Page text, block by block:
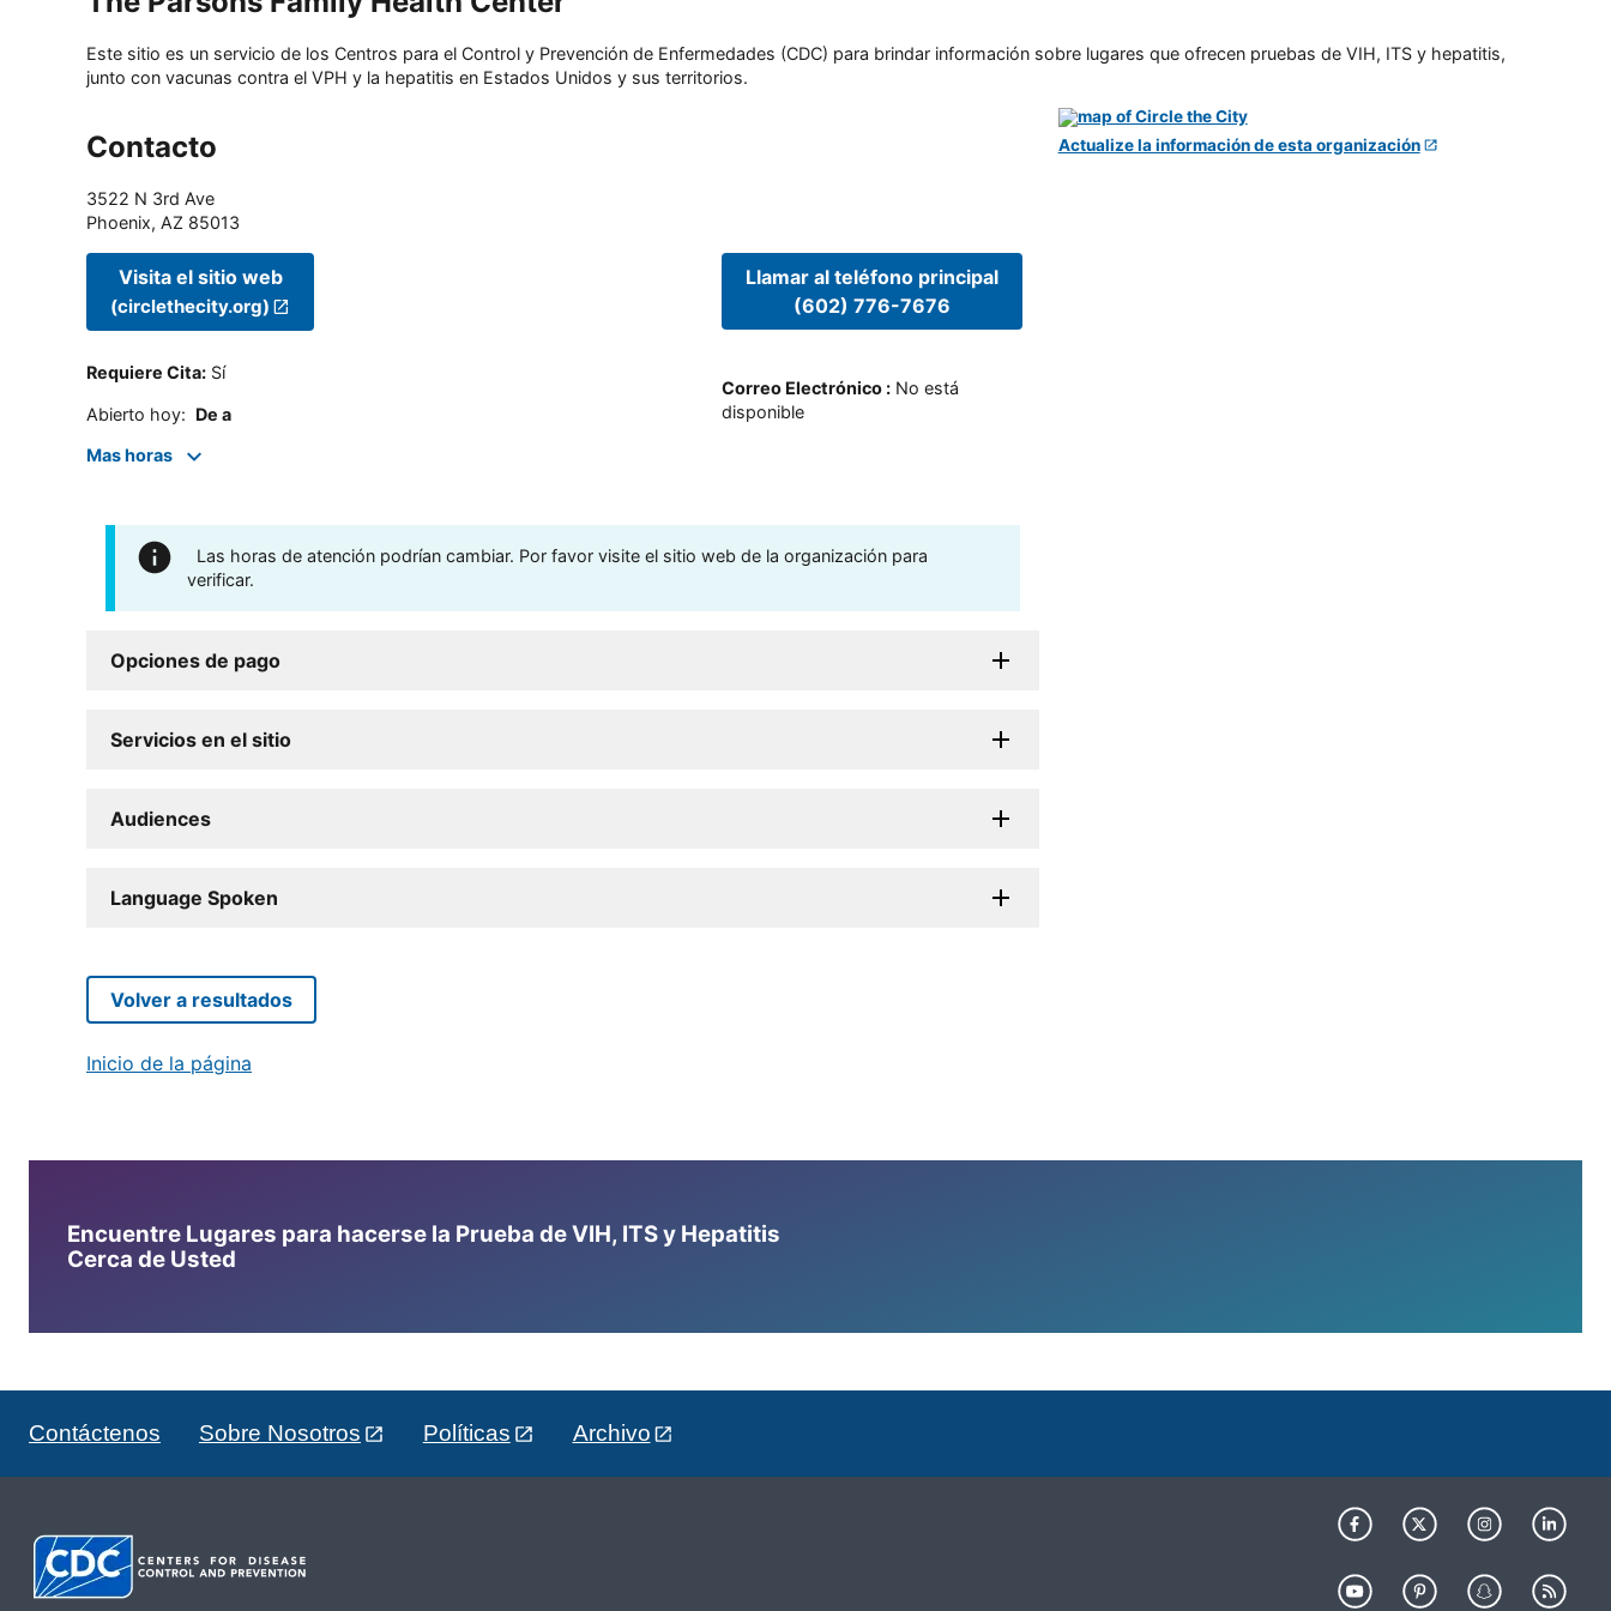
Este sitio es un servicio de los Centros para el Control y Prevención de Enfermedades (CDC) para brindar información sobre lugares que ofrecen pruebas de VIH, ITS y hepatitis,
junto con vacunas contra el VPH y la hepatitis en Estados Unidos y sus territorios.
Contacto
3522 N 3rd Ave
Phoenix, AZ 85013
Visita el sitio web
(circlethecity.org)
Requiere Cita: Sí
Abierto hoy: De a
Mas horas
Llamar al teléfono principal
(602) 776-7676
Correo Electrónico: No está
disponible
Las horas de atención podrían cambiar. Por favor visite el sitio web de la organización para
verificar.
Opciones de pago
Servicios en el sitio
Audiences
Language Spoken
Actualize la información de esta organización
Volver a resultados
Inicio de la página
Encuentre Lugares para hacerse la Prueba de VIH, ITS y Hepatitis
Cerca de Usted
Contáctenos Sobre Nosotros Políticas Archivo